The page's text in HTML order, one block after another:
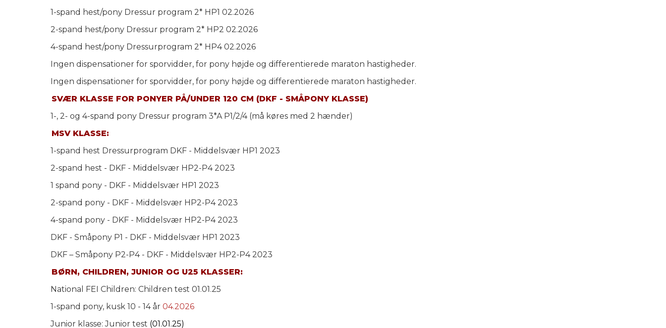
1-spand hest/pony Dressur program 2* HP1 02.2026
2-spand hest/pony Dressur program 2* HP2 02.2026
4-spand hest/pony Dressurprogram 2* HP4 02.2026
Ingen dispensationer for sporvidder, for pony højde og differentierede maraton hastigheder.
Ingen dispensationer for sporvidder, for pony højde og differentierede maraton hastigheder.
SVÆR KLASSE FOR PONYER PÅ/UNDER 120 CM (DKF - SMÅPONY KLASSE)
1-, 2- og 4-spand pony Dressur program 3*A P1/2/4 (må køres med 2 hænder)
MSV KLASSE:
1-spand hest Dressurprogram DKF - Middelsvær HP1 2023
2-spand hest - DKF - Middelsvær HP2-P4 2023
1 spand pony - DKF - Middelsvær HP1 2023
2-spand pony - DKF - Middelsvær HP2-P4 2023
4-spand pony - DKF - Middelsvær HP2-P4 2023
DKF - Småpony P1 - DKF - Middelsvær HP1 2023
DKF – Småpony P2-P4 - DKF - Middelsvær HP2-P4 2023
BØRN, CHILDREN, JUNIOR OG U25 KLASSER:
National FEI Children: Children test 01.01.25
1-spand pony, kusk 10 - 14 år 04.2026
Junior klasse: Junior test (01.01.25)